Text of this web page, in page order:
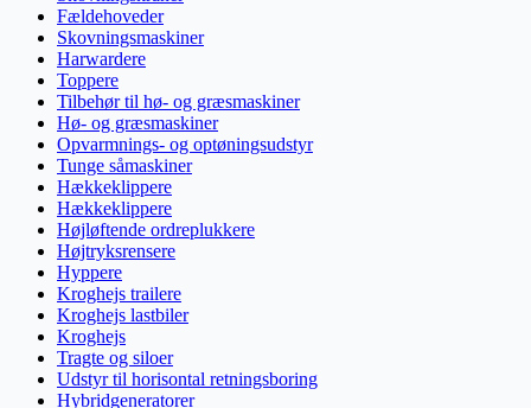
Fældehoveder
Skovningsmaskiner
Harwardere
Toppere
Tilbehør til hø- og græsmaskiner
Hø- og græsmaskiner
Opvarmnings- og optøningsudstyr
Tunge såmaskiner
Hækkeklippere
Hækkeklippere
Højløftende ordreplukkere
Højtryksrensere
Hyppere
Kroghejs trailere
Kroghejs lastbiler
Kroghejs
Tragte og siloer
Udstyr til horisontal retningsboring
Hybridgeneratorer